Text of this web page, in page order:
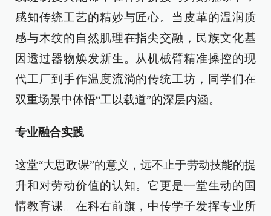
感知传统工艺的精妙与匠心。当皮革的温润质
感与木纹的自然肌理在指尖交融，民族文化基
因透过器物焕发新生。从机械臂精准操控的现
代工厂到手作温度流淌的传统工坊，同学们在
双重场景中体悟“工以载道”的深层内涵。
专业融合实践
这堂“大思政课”的意义，远不止于劳动技能的提
升和对劳动价值的认知。它更是一堂生动的国
情教育课。在科右前旗，中传学子发挥专业所